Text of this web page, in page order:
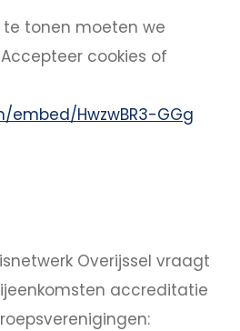
tonen moeten we
Accepteer cookies of
embed/HwzwBR3-GGg
Overijssel vraagt
accreditatie